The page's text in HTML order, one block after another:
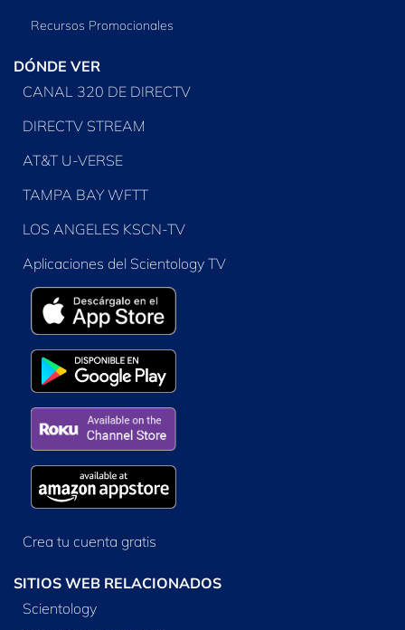
Recursos Promocionales
DÓNDE VER
CANAL 320 DE DIRECTV
DIRECTV STREAM
AT&T U-VERSE
TAMPA BAY WFTT
LOS ANGELES KSCN-TV
Aplicaciones del Scientology TV
Crea tu cuenta gratis
SITIOS WEB RELACIONADOS
Scientology